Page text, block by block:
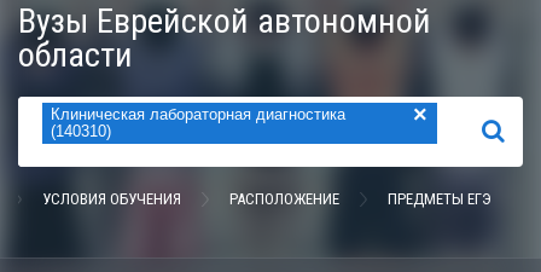
Вузы Еврейской автономной
области
Клиническая лабораторная диагностика
(140310)
×
НАЙТИ
УСЛОВИЯ ОБУЧЕНИЯ РАСПОЛОЖЕНИЕ ПРЕДМЕТЫ ЕГЭ